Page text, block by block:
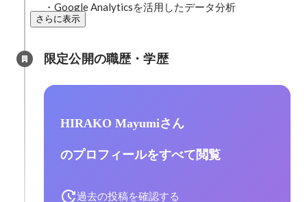
・Google Analyticsを活用したデータ分析
さらに表示
限定公開の職歴・学歴
HIRAKO Mayumiさん
のプロフィールをすべて閲覧
過去の投稿を確認する